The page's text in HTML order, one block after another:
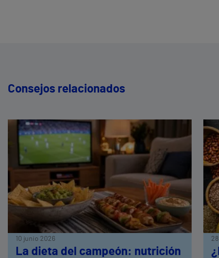
Consejos relacionados
10 junio 2026
La dieta del campeón: nutrición